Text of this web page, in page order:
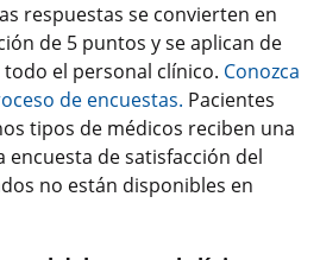
respuestas se convierten en
de 5 puntos y se aplican de
el personal clínico. Conozca
de encuestas. Pacientes
tipos de médicos reciben una
de satisfacción del
no están disponibles en